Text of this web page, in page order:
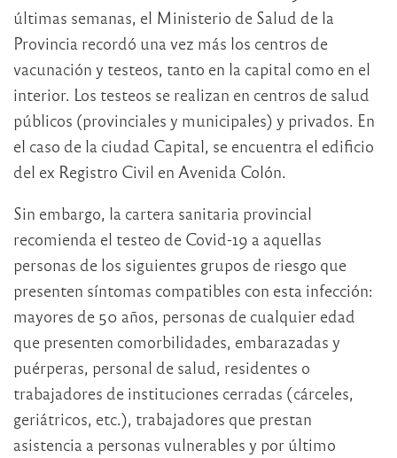
últimas semanas, el Ministerio de Salud de la
Provincia recordó una vez más los centros de
vacunación y testeos, tanto en la capital como en el
interior. Los testeos se realizan en centros de salud
públicos (provinciales y municipales) y privados. En
el caso de la ciudad Capital, se encuentra el edificio
del ex Registro Civil en Avenida Colón.
Sin embargo, la cartera sanitaria provincial
recomienda el testeo de Covid-19 a aquellas
personas de los siguientes grupos de riesgo que
presenten síntomas compatibles con esta infección:
mayores de 50 años, personas de cualquier edad
que presenten comorbilidades, embarazadas y
puérperas, personal de salud, residentes o
trabajadores de instituciones cerradas (cárceles,
geriátricos, etc.), trabajadores que prestan
asistencia a personas vulnerables y por último